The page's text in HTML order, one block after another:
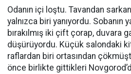
Odanın içi loştu. Tavandan
yalnızca biri yanıyordu. Sobanın
bırakılmış iki çift çorap, duvara
düşürüyordu. Küçük salondaki
raflardan biri ortasından
önce birlikte gittikleri